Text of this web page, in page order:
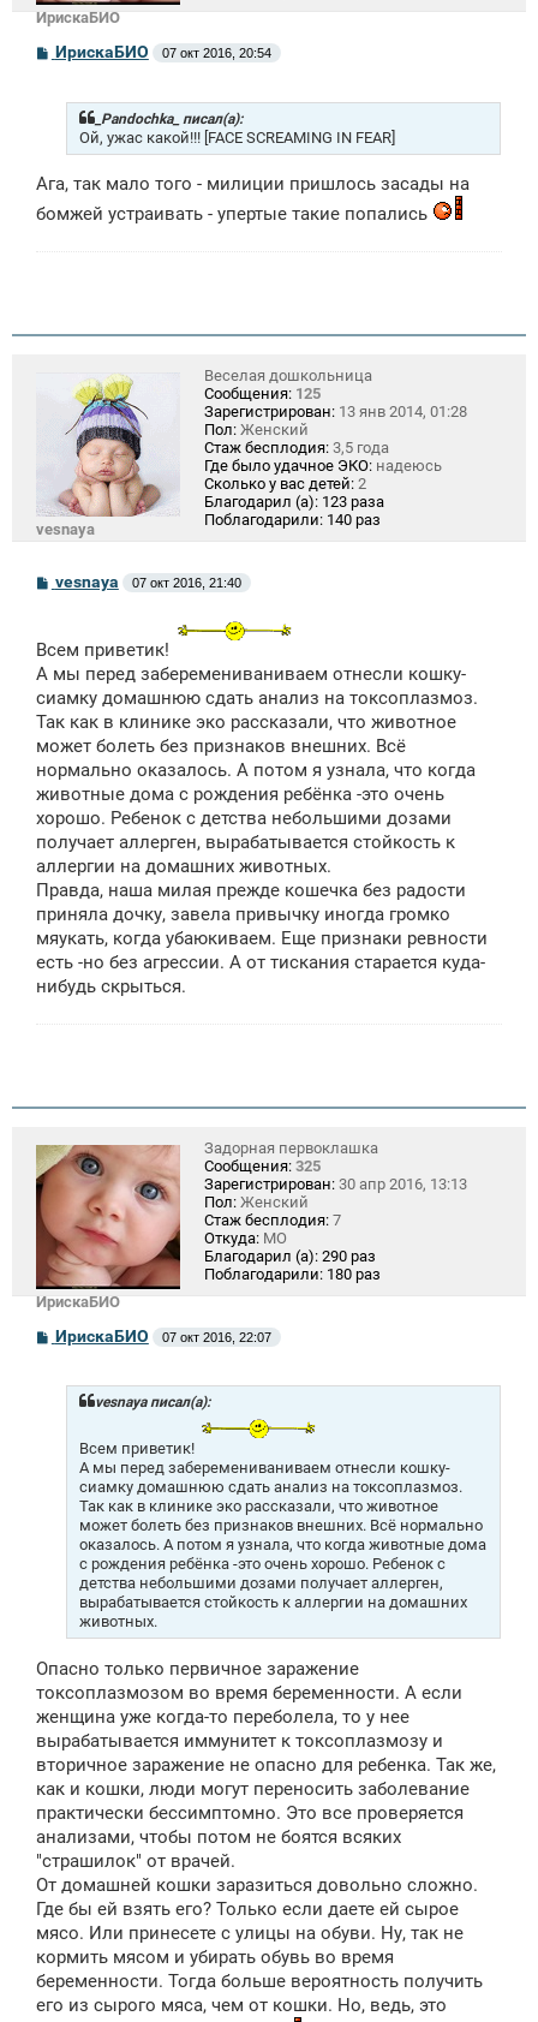
ИрискаБИО
С
е
ИрискаБИО 07 окт 2016, 20:54
_Pandochka_ писал(а):
Ой, ужас какой!!! [FACE SCREAMING IN FEAR]
Ага, так мало того - милиции пришлось засады на
бомжей устраивать - упертые такие попались
vesnaya
Веселая дошкольница
Сообщения: 125
Зарегистрирован: 13 янв 2014, 01:28
Пол: Женский
Стаж бесплодия: 3,5 года
Где было удачное ЭКО: надеюсь
Сколько у вас детей: 2
Благодарил (а): 123 раза
Поблагодарили: 140 раз
С
щ
н
и
vesnaya 07 окт 2016, 21:40
Всем приветик!
А мы перед заберемениваниваем отнесли кошку-
сиамку домашнюю сдать анализ на токсоплазмоз.
Так как в клинике эко рассказали, что животное
может болеть без признаков внешних. Всё
нормально оказалось. А потом я узнала, что когда
животные дома с рождения ребёнка -это очень
хорошо. Ребенок с детства небольшими дозами
получает аллерген, вырабатывается стойкость к
аллергии на домашних животных.
Правда, наша милая прежде кошечка без радости
приняла дочку, завела привычку иногда громко
мяукать, когда убаюкиваем. Еще признаки ревности
есть -но без агрессии. А от тискания старается куда-
нибудь скрыться.
ИрискаБИО
Задорная первоклашка
Сообщения: 325
Зарегистрирован: 30 апр 2016, 13:13
Пол: Женский
Стаж бесплодия: 7
Откуда: МО
Благодарил (а): 290 раз
Поблагодарили: 180 раз
С
о
ИрискаБИО 07 окт 2016, 22:07
vesnaya писал(а):
Всем приветик!
А мы перед заберемениваниваем отнесли кошку-
сиамку домашнюю сдать анализ на токсоплазмоз.
Так как в клинике эко рассказали, что животное
может болеть без признаков внешних. Всё нормально
оказалось. А потом я узнала, что когда животные дома
с рождения ребёнка -это очень хорошо. Ребенок с
детства небольшими дозами получает аллерген,
вырабатывается стойкость к аллергии на домашних
животных.
Опасно только первичное заражение
токсоплазмозом во время беременности. А если
женщина уже когда-то переболела, то у нее
вырабатывается иммунитет к токсоплазмозу и
вторичное заражение не опасно для ребенка. Так же,
как и кошки, люди могут переносить заболевание
практически бессимптомно. Это все проверяется
анализами, чтобы потом не боятся всяких
"страшилок" от врачей.
От домашней кошки заразиться довольно сложно.
Где бы ей взять его? Только если даете ей сырое
мясо. Или принесете с улицы на обуви. Ну, так не
кормить мясом и убирать обувь во время
беременности. Тогда больше вероятность получить
его из сырого мяса, чем от кошки. Но, ведь, это